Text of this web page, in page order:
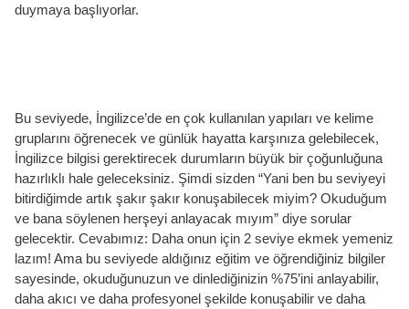
duymaya başlıyorlar.
Bu seviyede, İngilizce’de en çok kullanılan yapıları ve kelime
gruplarını öğrenecek ve günlük hayatta karşınıza gelebilecek,
İngilizce bilgisi gerektirecek durumların büyük bir çoğunluğuna
hazırlıklı hale geleceksiniz. Şimdi sizden “Yani ben bu seviyeyi
bitirdiğimde artık şakır şakır konuşabilecek miyim? Okuduğum
ve bana söylenen herşeyi anlayacak mıyım” diye sorular
gelecektir. Cevabımız: Daha onun için 2 seviye ekmek yemeniz
lazım! Ama bu seviyede aldığınız eğitim ve öğrendiğiniz bilgiler
sayesinde, okuduğunuzun ve dinlediğinizin %75’ini anlayabilir,
daha akıcı ve daha profesyonel şekilde konuşabilir ve daha